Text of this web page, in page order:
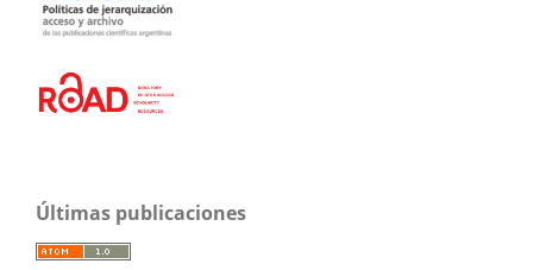
Últimas publicaciones